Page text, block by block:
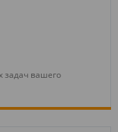
задач вашего